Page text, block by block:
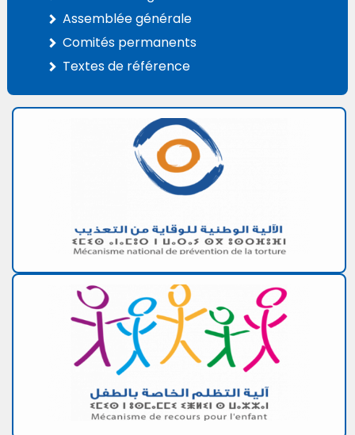
Assemblée générale
Comités permanents
Textes de référence